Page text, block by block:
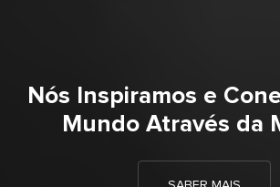
Nós Inspiramos e
Mundo Através da